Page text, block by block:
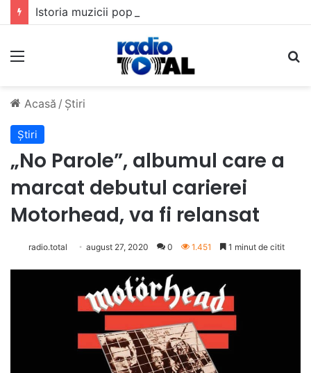
Meniu
Acasă / Știri
Știri
„No Parole”, albumul care a
marcat debutul carierei
Motorhead, va fi relansat
radio.total august 27, 2020 0 1.451 1 minut de citit